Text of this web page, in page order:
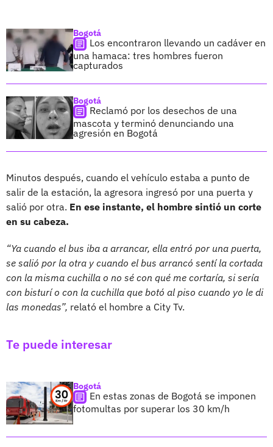
Bogotá
Los encontraron llevando un cadáver en
una hamaca: tres hombres fueron
capturados
Bogotá
Reclamó por los desechos de una
mascota y terminó denunciando una
agresión en Bogotá
Minutos después, cuando el vehículo estaba a punto de
salir de la estación, la agresora ingresó por una puerta y
salió por otra. En ese instante, el hombre sintió un corte
en su cabeza.
“Ya cuando el bus iba a arrancar, ella entró por una puerta,
se salió por la otra y cuando el bus arrancó sentí la cortada
con la misma cuchilla o no sé con qué me cortaría, si sería
con bisturí o con la cuchilla que botó al piso cuando yo le di
las monedas”, relató el hombre a City Tv.
Te puede interesar
Bogotá
En estas zonas de Bogotá se imponen
fotomultas por superar los 30 km/h